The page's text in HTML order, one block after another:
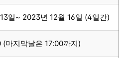
일~ 2023년 12월 16일 (4일간)
(마지막날은 17:00까지)